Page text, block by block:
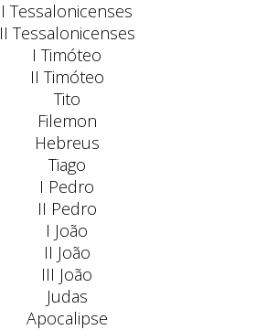
I Tessalonicenses
II Tessalonicenses
I Timóteo
II Timóteo
Tito
Filemon
Hebreus
Tiago
I Pedro
II Pedro
I João
II João
III João
Judas
Apocalipse